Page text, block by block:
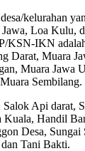
kelurahan
Loa Kulu,
KSN-IKN
Darat, Muara
Muara Jawa
Sembilang.
Salok Api darat,
Handil
Desa, Sungai
Tani Bakti.